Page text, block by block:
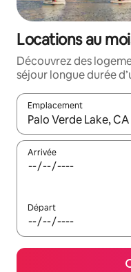
Locations au
Découvrez des
séjour longue durée
Emplacement
Quand les résultats
Arrivée
Départ